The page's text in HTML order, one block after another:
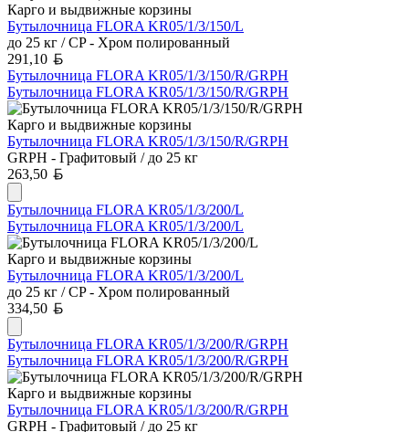
Карго и выдвижные корзины
Бутылочница FLORA KR05/1/3/150/L
до 25 кг / CP - Хром полированный
291,10
Бутылочница FLORA KR05/1/3/150/R/GRPH
Бутылочница FLORA KR05/1/3/150/R/GRPH
Карго и выдвижные корзины
Бутылочница FLORA KR05/1/3/150/R/GRPH
GRPH - Графитовый / до 25 кг
263,50
Бутылочница FLORA KR05/1/3/200/L
Бутылочница FLORA KR05/1/3/200/L
Карго и выдвижные корзины
Бутылочница FLORA KR05/1/3/200/L
до 25 кг / CP - Хром полированный
334,50
Бутылочница FLORA KR05/1/3/200/R/GRPH
Бутылочница FLORA KR05/1/3/200/R/GRPH
Карго и выдвижные корзины
Бутылочница FLORA KR05/1/3/200/R/GRPH
GRPH - Графитовый / до 25 кг